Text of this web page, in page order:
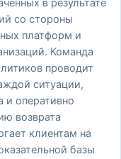
в результате
со стороны
платформ и
Команда
проводит
ситуации,
и оперативно
возврата
клиентам на
базы